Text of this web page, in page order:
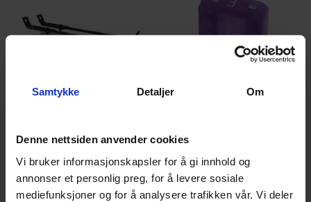
Samtykke Detaljer Om
Denne nettsiden anvender cookies
Vi bruker informasjonskapsler for å gi innhold og
annonser et personlig preg, for å levere sosiale
mediefunksjoner og for å analysere trafikken vår. Vi deler
3
179,-
50+På lager
5,-